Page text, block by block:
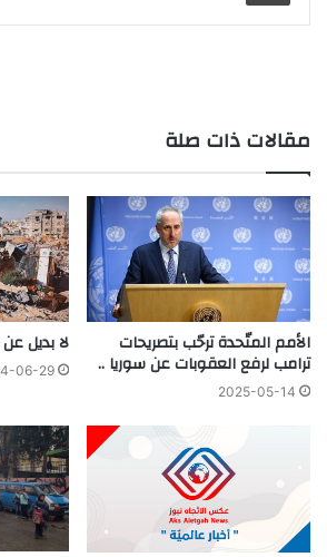
مقالات ذات صلة
الأمم المتّحدة ترحّب بتصريحات
ترامب لرفع العقوبات عن سوريا ..
2025-05-14
لا بديل
06-29